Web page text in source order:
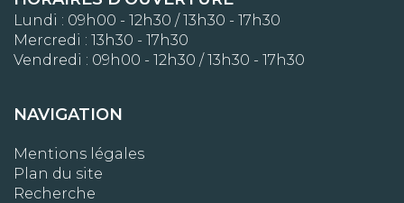
Lundi : 09h00 - 12h30 / 13h30 - 17h30
Mercredi : 13h30 - 17h30
Vendredi : 09h00 - 12h30 / 13h30 - 17h30
NAVIGATION
Mentions légales
Plan du site
Recherche